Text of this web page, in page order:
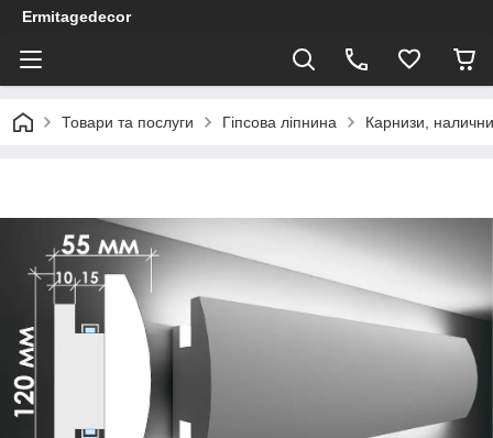
Ermitagedecor
Товари та послуги Гіпсова ліпнина Карнизи,